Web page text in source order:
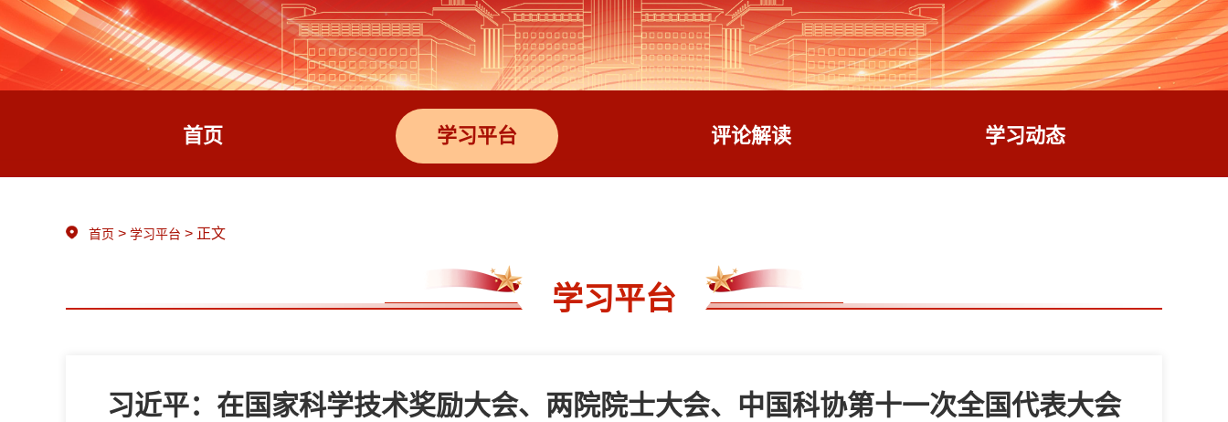
首页 学习平台 评论解读 学习动态
首页 > 学习平台 > 正文
学习平台
习近平：在国家科学技术奖励大会、两院院士大会、中国科协第十一次全国代表大会